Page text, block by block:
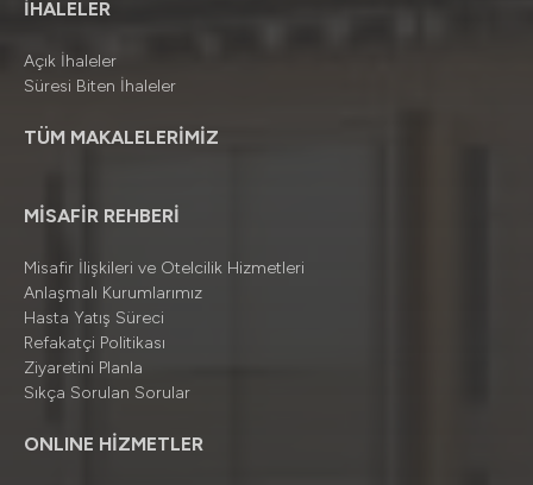
İHALELER
Açık İhaleler
Süresi Biten İhaleler
TÜM MAKALELERİMİZ
MİSAFİR REHBERİ
Misafir İlişkileri ve Otelcilik Hizmetleri
Anlaşmalı Kurumlarımız
Hasta Yatış Süreci
Refakatçi Politikası
Ziyaretini Planla
Sıkça Sorulan Sorular
ONLINE HİZMETLER